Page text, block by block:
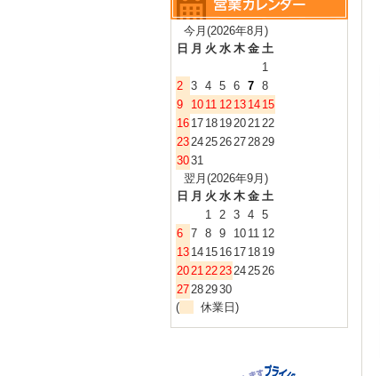
今月(2026年8月)
日 月 火 水 木 金 土
1
2 3 4 5 6 7 8
9
10 11 12 13 14 15
16 17 18 19202122
23242526272829
3031
翌月(2026年9月)
日 月 火 水 木 金 土
1 2 3 4 5
6 7 8 9 10 11 12
13 14 15 16 17 18 19
20212223242526
27282930
(
休業日)